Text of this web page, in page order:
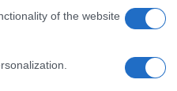
of the website